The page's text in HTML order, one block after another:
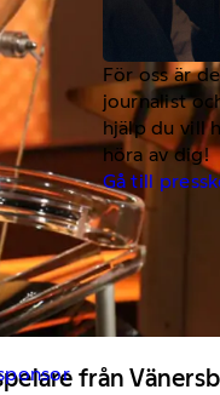
För oss är
journalist
hjälp du vill
höra av dig!
Gå till
från